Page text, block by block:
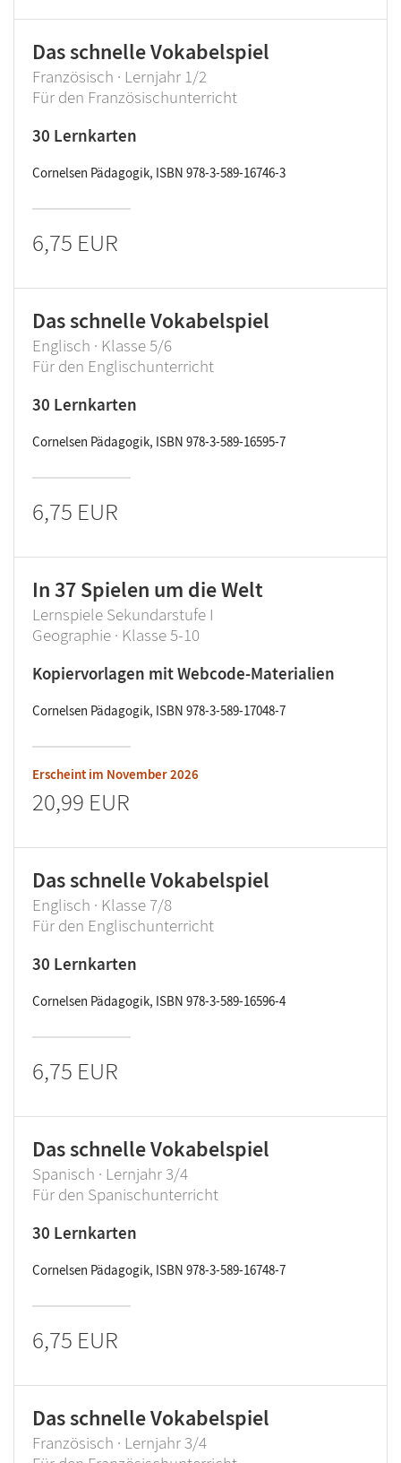
Das schnelle Vokabelspiel
Französisch · Lernjahr 1/2
Für den Französischunterricht
30 Lernkarten
Cornelsen Pädagogik, ISBN 978-3-589-16746-3
6,75 EUR
Das schnelle Vokabelspiel
Englisch · Klasse 5/6
Für den Englischunterricht
30 Lernkarten
Cornelsen Pädagogik, ISBN 978-3-589-16595-7
6,75 EUR
In 37 Spielen um die Welt
Lernspiele Sekundarstufe I
Geographie · Klasse 5-10
Kopiervorlagen mit Webcode-Materialien
Cornelsen Pädagogik, ISBN 978-3-589-17048-7
Erscheint im November 2026
20,99 EUR
Das schnelle Vokabelspiel
Englisch · Klasse 7/8
Für den Englischunterricht
30 Lernkarten
Cornelsen Pädagogik, ISBN 978-3-589-16596-4
6,75 EUR
Das schnelle Vokabelspiel
Spanisch · Lernjahr 3/4
Für den Spanischunterricht
30 Lernkarten
Cornelsen Pädagogik, ISBN 978-3-589-16748-7
6,75 EUR
Das schnelle Vokabelspiel
Französisch · Lernjahr 3/4